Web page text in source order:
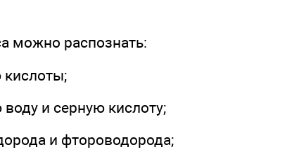
можно распознать:
кислоты;
и серную кислоту;
и фтороводорода;